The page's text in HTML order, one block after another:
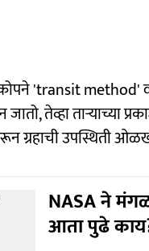
'transit method'
जातो, तेव्हा ताऱ्याच्या
ग्रहाची उपस्थिती
NASA ने
आता पुढे